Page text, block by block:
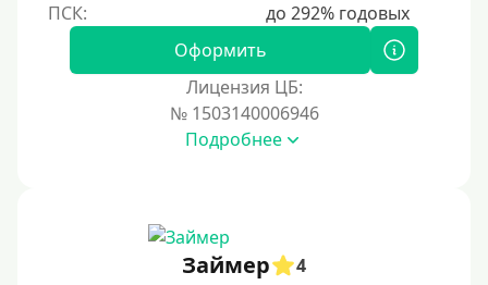
Оформить
Лицензия ЦБ:
№ 1503140006946
Подробнее
Займер
4